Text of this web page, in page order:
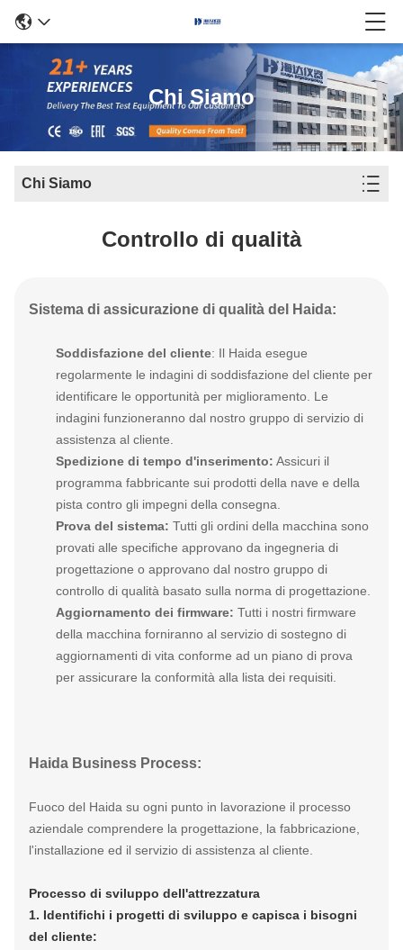
Chi Siamo
Chi Siamo
Controllo di qualità
Sistema di assicurazione di qualità del Haida:
Soddisfazione del cliente: Il Haida esegue
regolarmente le indagini di soddisfazione del cliente per
identificare le opportunità per miglioramento. Le
indagini funzioneranno dal nostro gruppo di servizio di
assistenza al cliente.
Spedizione di tempo d'inserimento: Assicuri il
programma fabbricante sui prodotti della nave e della
pista contro gli impegni della consegna.
Prova del sistema: Tutti gli ordini della macchina sono
provati alle specifiche approvano da ingegneria di
progettazione o approvano dal nostro gruppo di
controllo di qualità basato sulla norma di progettazione.
Aggiornamento dei firmware: Tutti i nostri firmware
della macchina forniranno al servizio di sostegno di
aggiornamenti di vita conforme ad un piano di prova
per assicurare la conformità alla lista dei requisiti.
Haida Business Process:
Fuoco del Haida su ogni punto in lavorazione il processo
aziendale comprendere la progettazione, la fabbricazione,
l'installazione ed il servizio di assistenza al cliente.
Processo di sviluppo dell'attrezzatura
1. Identifichi i progetti di sviluppo e capisca i bisogni
del cliente: